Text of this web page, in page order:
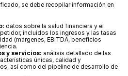
se debe recopilar información en
datos sobre la salud financiera y el
incluidos los ingresos y las tasas
(márgenes, EBITDA, beneficios
y servicios: análisis detallado de las
únicas, calidad y
así como del pipeline de desarrollo de